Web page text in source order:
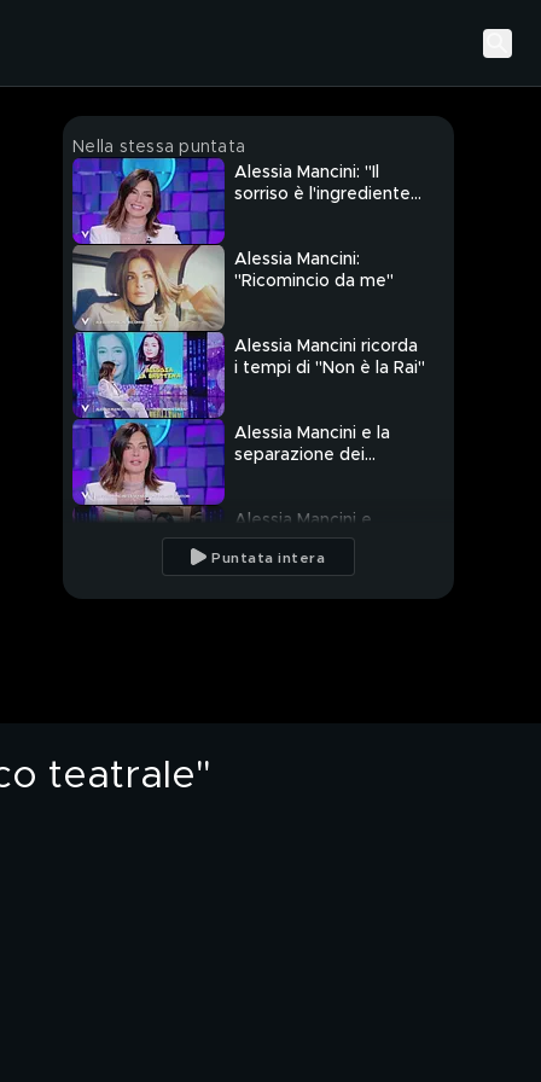
Nella stessa puntata
Alessia Mancini: "Il
sorriso è l'ingrediente
Alessia Mancini:
"Ricomincio da me"
Alessia Mancini ricorda
i tempi di "Non è la Rai"
Alessia Mancini e la
separazione dei
Alessia Mancini e
l'amore per Flavio
Montrucchio
Puntata intera
teatrale"